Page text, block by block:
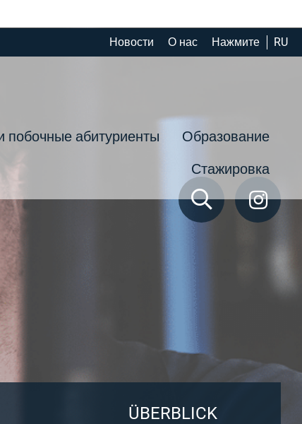
Новости О нас Нажмите RU
побочные абитуриенты
Образование
Стажировка
ÜBERBLICK